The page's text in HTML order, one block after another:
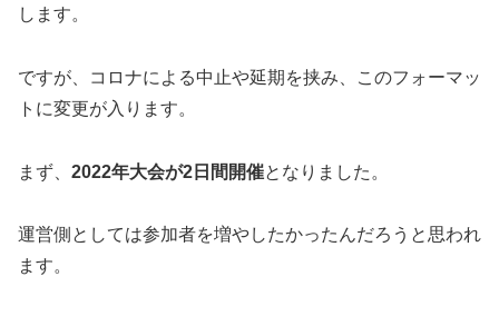
します。
ですが、コロナによる中止や延期を挟み、このフォーマッ
トに変更が入ります。
まず、 2022年大会が2日間開催となりました。
運営側としては参加者を増やしたかったんだろうと思われ
ます。